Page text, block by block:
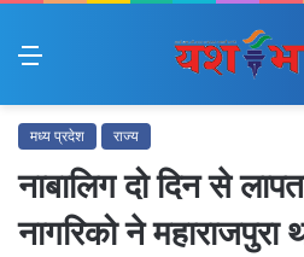
Menu
मध्य प्रदेश राज्य
नाबालिग दो दिन से
नागरिको ने महाराजपुरा